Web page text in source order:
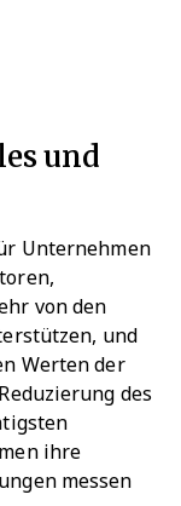
und
Unternehmen
von den
und
Werten der
des
ihre
messen